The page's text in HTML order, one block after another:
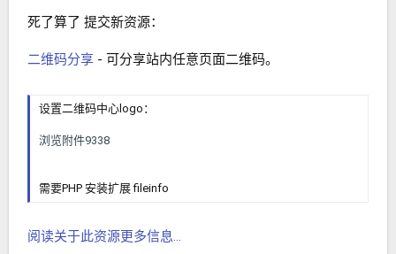
死了算了 提交新资源：
二维码分享 - 可分享站内任意页面二维码。
设置二维码中心logo：
浏览附件9338
需要PHP 安装扩展 fileinfo
阅读关于此资源更多信息...